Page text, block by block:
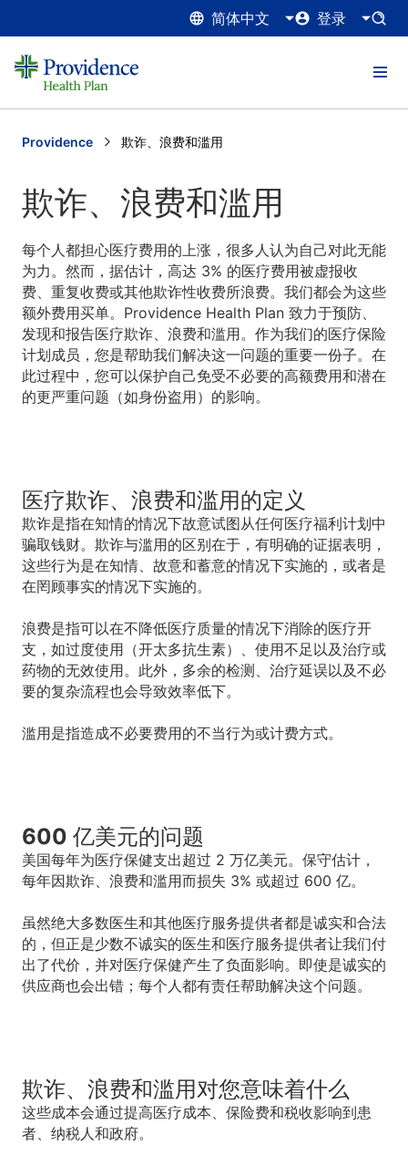
简体中文 登录
Providence Current:
欺诈、浪费和滥用
欺诈、浪费和滥用
每个人都担心医疗费用的上涨，很多人认为自己对此无能
为力。然而，据估计，高达 3% 的医疗费用被虚报收
费、重复收费或其他欺诈性收费所浪费。我们都会为这些
额外费用买单。Providence Health Plan 致力于预防、
发现和报告医疗欺诈、浪费和滥用。作为我们的医疗保险
计划成员，您是帮助我们解决这一问题的重要一份子。在
此过程中，您可以保护自己免受不必要的高额费用和潜在
的更严重问题（如身份盗用）的影响。
医疗欺诈、浪费和滥用的定义
欺诈是指在知情的情况下故意试图从任何医疗福利计划中
骗取钱财。欺诈与滥用的区别在于，有明确的证据表明，
这些行为是在知情、故意和蓄意的情况下实施的，或者是
在罔顾事实的情况下实施的。
浪费是指可以在不降低医疗质量的情况下消除的医疗开
支，如过度使用（开太多抗生素）、使用不足以及治疗或
药物的无效使用。此外，多余的检测、治疗延误以及不必
要的复杂流程也会导致效率低下。
滥用是指造成不必要费用的不当行为或计费方式。
600 亿美元的问题
美国每年为医疗保健支出超过 2 万亿美元。保守估计，
每年因欺诈、浪费和滥用而损失 3% 或超过 600 亿。
虽然绝大多数医生和其他医疗服务提供者都是诚实和合法
的，但正是少数不诚实的医生和医疗服务提供者让我们付
出了代价，并对医疗保健产生了负面影响。即使是诚实的
供应商也会出错；每个人都有责任帮助解决这个问题。
欺诈、浪费和滥用对您意味着什么
这些成本会通过提高医疗成本、保险费和税收影响到患
者、纳税人和政府。